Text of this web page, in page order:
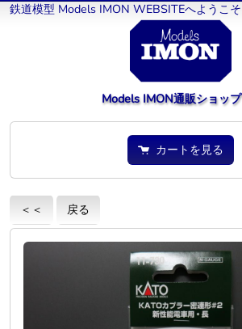
鉄道模型 Models IMON WEBSITEへようこそ
Models IMON通販ショップ
カートを見る
＜＜ 戻る